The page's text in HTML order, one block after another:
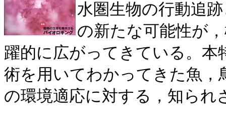
水圏生物の行動追
の新たな可能性が
躍的に広がってきている。
術を用いてわかってきた魚
の環境適応に対する，知られ